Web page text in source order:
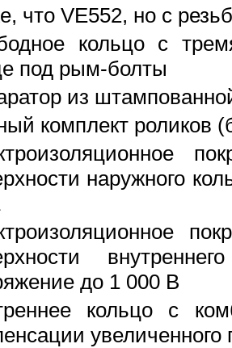
что VE552, но с
кольцо с
под рым-болты
из
комплект роликов
наружного
до 1 000 В
кольцо с
увеличенного